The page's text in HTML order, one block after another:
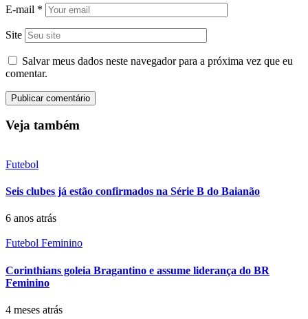
E-mail *
Site
Salvar meus dados neste navegador para a próxima vez que eu
comentar.
Veja também
Futebol
Seis clubes já estão confirmados na Série B do Baianão
6 anos atrás
Futebol Feminino
Corinthians goleia Bragantino e assume liderança do BR
Feminino
4 meses atrás